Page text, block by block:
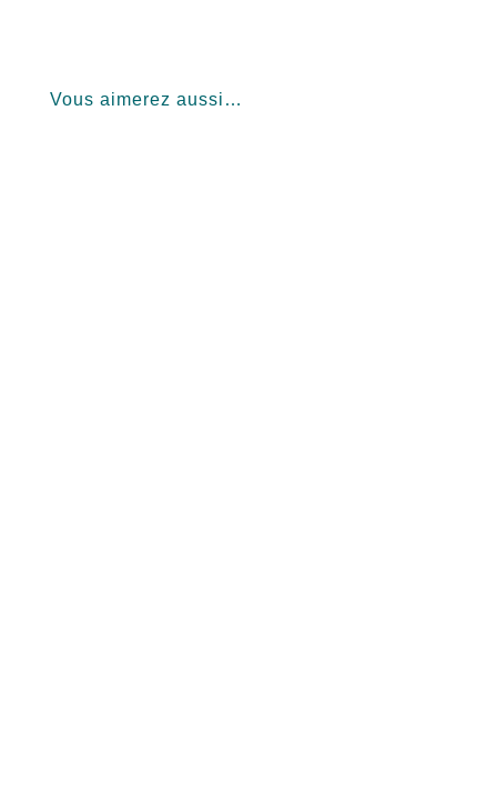
Vous aimerez aussi…